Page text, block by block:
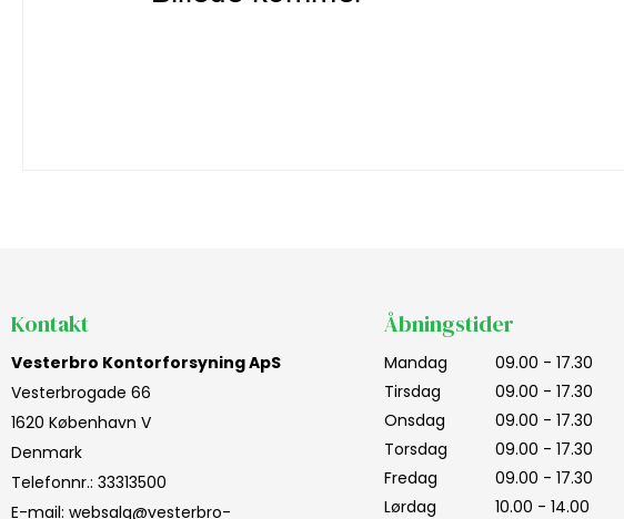
Kontakt
Vesterbro Kontorforsyning ApS
Vesterbrogade 66
1620 København V
Denmark
Telefonnr.: 33313500
E-mail: websalg@vesterbro-
Åbningstider
Mandag
09.00 - 17.30
Tirsdag
09.00 - 17.30
Onsdag
09.00 - 17.30
Torsdag
09.00 - 17.30
Fredag
09.00 - 17.30
Lørdag
10.00 - 14.00